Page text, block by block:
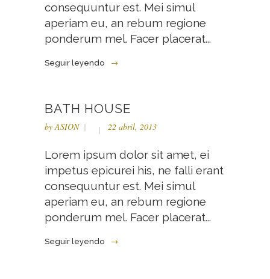
consequuntur est. Mei simul
aperiam eu, an rebum regione
ponderum mel. Facer placerat...
Seguir leyendo
BATH HOUSE
byASION 22 abril, 2013
Lorem ipsum dolor sit amet, ei
impetus epicurei his, ne falli erant
consequuntur est. Mei simul
aperiam eu, an rebum regione
ponderum mel. Facer placerat...
Seguir leyendo